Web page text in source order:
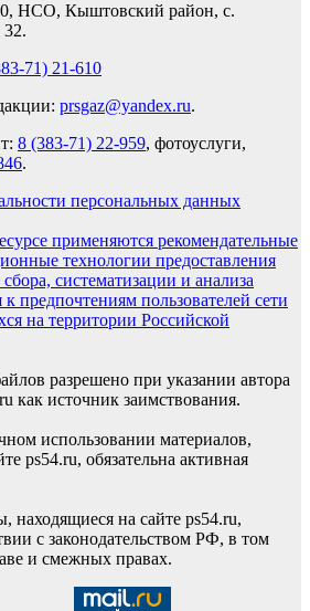
НСО, Кыштовский район, с.
71) 21-610
prsgaz@yandex.ru.
8 (383-71) 22-959, фотоуслуги,
.
персональных данных
применяются рекомендательные
технологии предоставления
систематизации и анализа
предпочтениям пользователей сети
на территории Российской
разрешено при указании автора
как источник заимствования.
использовании материалов,
ps54.ru, обязательна активная
находящиеся на сайте ps54.ru,
с законодательством РФ, в том
и смежных правах.